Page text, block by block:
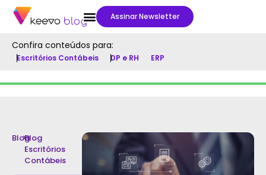
Assinar Newsletter
Confira conteúdos para:
Escritórios Contábeis DP e RH ERP
Blog
>Blog
Escritórios
Contábeis